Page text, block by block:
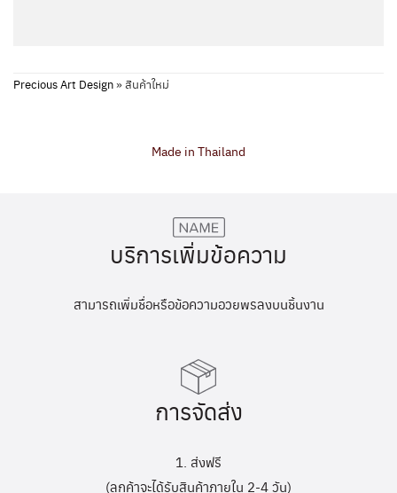
Precious Art Design»สินค้าใหม่
Made in Thailand
บริการเพิ่มข้อความ
สามารถเพิ่มชื่อหรือข้อความอวยพรลงบนชิ้นงาน
การจัดส่ง
1. ส่งฟรี
(ลูกค้าจะได้รับสินค้าภายใน 2-4 วัน)